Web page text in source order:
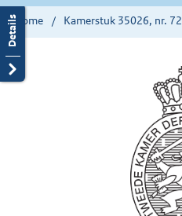
Home Kamerstuk 35026, nr. 72